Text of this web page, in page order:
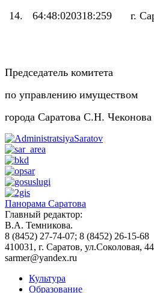
14. 64:48:020318:259 г.
Председатель комитета
по управлению имуществом
города Саратова С.Н. Чеконова
Панорама Саратова
Главный редактор:
В.А. Темникова.
8 (8452) 27-74-07; 8 (8452) 26-15-68
410031, г. Саратов, ул.Соколовая,
sarmer@yandex.ru
Культура
Образование